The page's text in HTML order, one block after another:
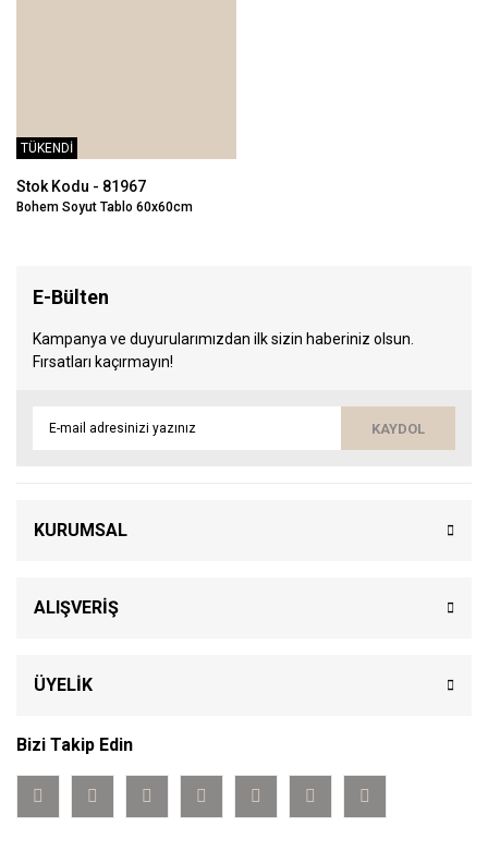
TÜKENDİ
Stok Kodu - 81967
Bohem Soyut Tablo 60x60cm
E-Bülten
Kampanya ve duyurularımızdan ilk sizin haberiniz olsun.
Fırsatları kaçırmayın!
KAYDOL
KURUMSAL
ALIŞVERİŞ
ÜYELİK
Bizi Takip Edin